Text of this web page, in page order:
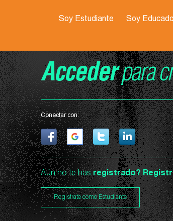
Soy Estudiante Soy
Accederpara
Conectar con:
Aún no te hasregistrado?
Registrate como Estudiante